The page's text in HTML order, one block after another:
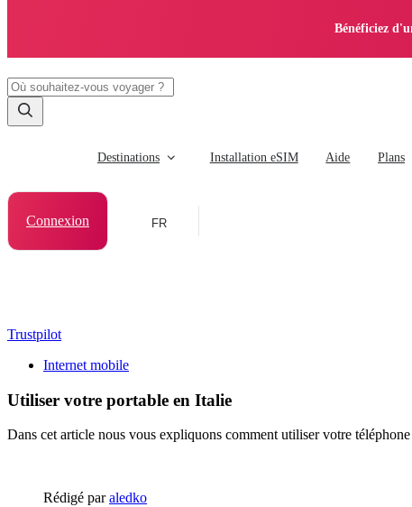
Bénéficiez
Destinations Installation eSIM Aide Plans
Connexion FR
Trustpilot
Internet mobile
Utiliser votre portable en Italie
Dans cet article nous vous expliquons comment utiliser votre
Rédigé paraledko